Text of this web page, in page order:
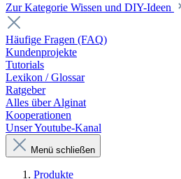
Zur Kategorie Wissen und DIY-Ideen
Häufige Fragen (FAQ)
Kundenprojekte
Tutorials
Lexikon / Glossar
Ratgeber
Alles über Alginat
Kooperationen
Unser Youtube-Kanal
Menü schließen
Produkte